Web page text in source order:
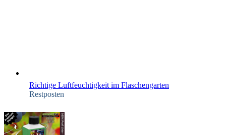
Richtige Luftfeuchtigkeit im Flaschengarten
Restposten